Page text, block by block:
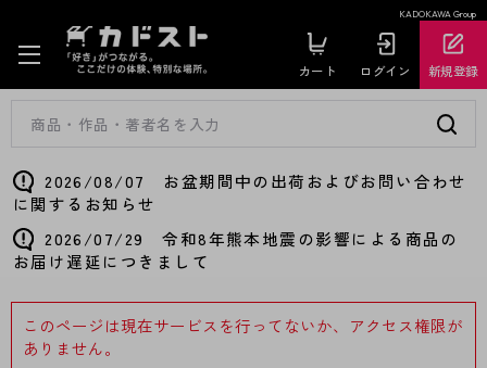
KADOKAWA Group
カート ログイン 新規登録
2026/08/07 お盆期間中の出荷およびお問い合わせ
に関するお知らせ
2026/07/29 令和8年熊本地震の影響による商品の
お届け遅延につきまして
このページは現在サービスを行ってないか、アクセス権限が
ありません。